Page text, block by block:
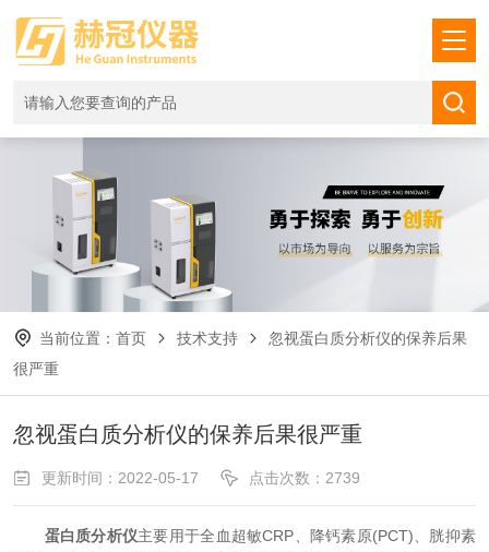
当前位置： 首页 技术支持
忽视蛋白质分析仪的保养后果
很严重
忽视蛋白质分析仪的保养后果很严重
更新时间：2022-05-17 点击次数：2739
蛋白质分析仪主要用于全血超敏CRP、降钙素原(PCT)、胱抑素